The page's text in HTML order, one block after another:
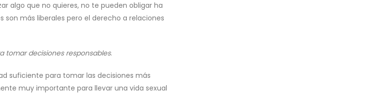
algo que no quieres, no te pueden obligar ha
son más liberales pero el derecho a relaciones
tomar decisiones responsables.
suficiente para tomar las decisiones más
muy importante para llevar una vida sexual